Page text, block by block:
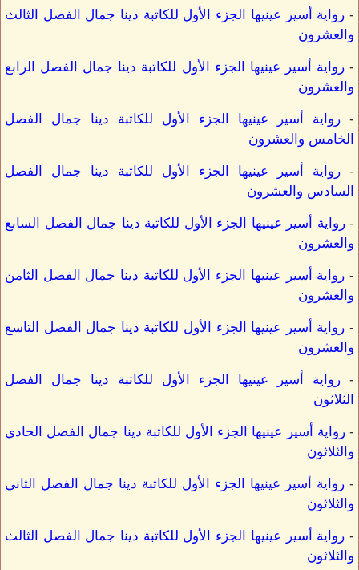
- رواية أسير عينيها الجزء الأول للكاتبة دينا جمال الفصل الثالث
والعشرون
-رواية أسير عينيها الجزء الأول للكاتبة دينا جمال الفصل الرابع
والعشرون
- رواية أسير عينيها الجزء الأول للكاتبة دينا جمال الفصل
الخامس والعشرون
- رواية أسير عينيها الجزء الأول للكاتبة دينا جمال الفصل
السادس والعشرون
-رواية أسير عينيها الجزء الأول للكاتبة دينا جمال الفصل السابع
والعشرون
- رواية أسير عينيها الجزء الأول للكاتبة دينا جمال الفصل الثامن
والعشرون
- رواية أسير عينيها الجزء الأول للكاتبة دينا جمال الفصل التاسع
والعشرون
- رواية أسير عينيها الجزء الأول للكاتبة دينا جمال الفصل
الثلاثون
-رواية أسير عينيها الجزء الأول للكاتبة دينا جمال الفصل الحادي
والثلاثون
- رواية أسير عينيها الجزء الأول للكاتبة دينا جمال الفصل الثاني
والثلاثون
- رواية أسير عينيها الجزء الأول للكاتبة دينا جمال الفصل الثالث
والثلاثون